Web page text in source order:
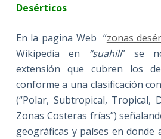
Desérticos
En la pagina Web “zonas
Wikipedia en “suahili” se
extensión que cubren los
conforme a una clasificación
(“Polar, Subtropical, Tropical,
Zonas Costeras frías”)
geográficas y países en donde